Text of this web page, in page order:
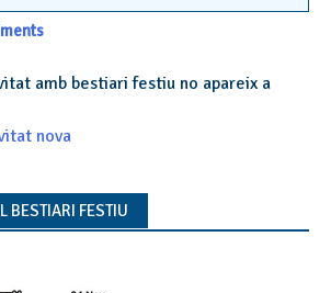
amb bestiari festiu no apareix a
nova
BESTIARI FESTIU